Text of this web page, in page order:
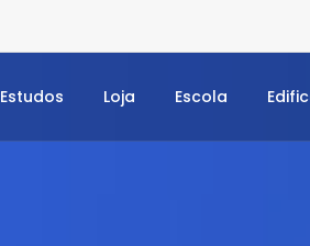
Estudos Loja Escola